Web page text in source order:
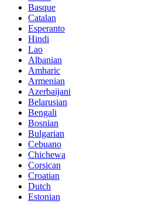
Basque
Catalan
Esperanto
Hindi
Lao
Albanian
Amharic
Armenian
Azerbaijani
Belarusian
Bengali
Bosnian
Bulgarian
Cebuano
Chichewa
Corsican
Croatian
Dutch
Estonian